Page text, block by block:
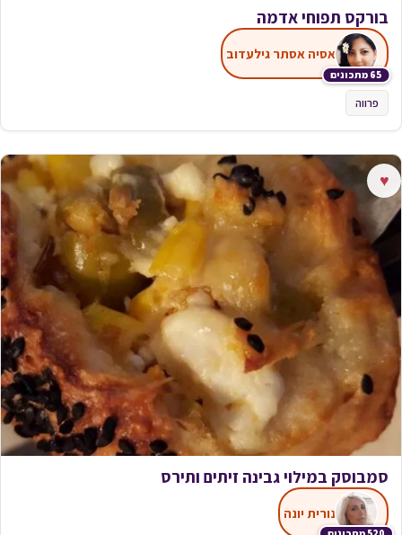
בורקס תפוחי אדמה
65 מתכונים
אסיה אסתר גילעדוב
פרווה
♥
סמבוסק במילוי גבינה זיתים ותירס
נורית יונה